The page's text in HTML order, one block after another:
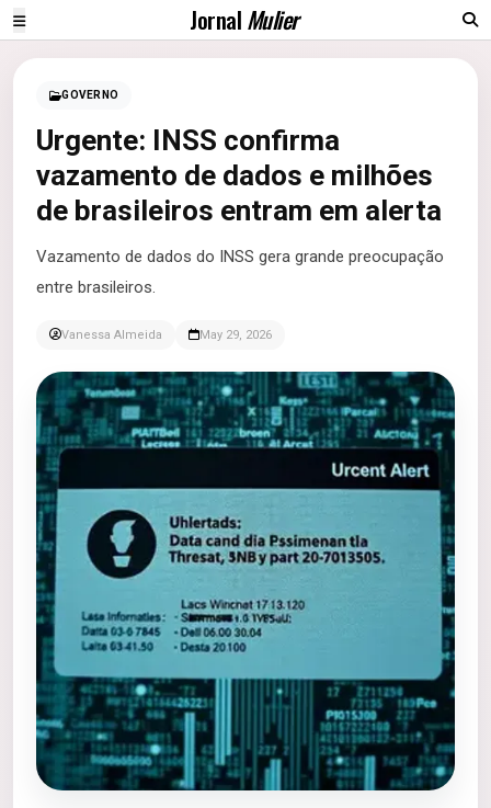
JornalMulier
GOVERNO
Urgente: INSS confirma
vazamento de dados e milhões
de brasileiros entram em alerta
Vazamento de dados do INSS gera grande preocupação
entre brasileiros.
Vanessa Almeida May 29, 2026